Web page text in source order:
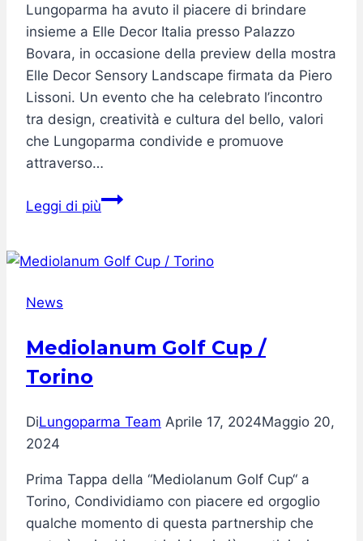
Lungoparma ha avuto il piacere di brindare
insieme a Elle Decor Italia presso Palazzo
Bovara, in occasione della preview della mostra
Elle Decor Sensory Landscape firmata da Piero
Lissoni. Un evento che ha celebrato l’incontro
tra design, creatività e cultura del bello, valori
che Lungoparma condivide e promuove
attraverso…
Leggi di piùLungoparma
Milano
News
Mediolanum Golf Cup /
Torino
DiLungoparma Team Aprile 17, 2024Maggio 20,
2024
Prima Tappa della “Mediolanum Golf Cup“ a
Torino, Condividiamo con piacere ed orgoglio
qualche momento di questa partnership che